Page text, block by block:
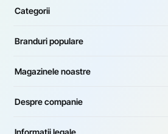
Categorii
Branduri populare
Magazinele noastre
Despre companie